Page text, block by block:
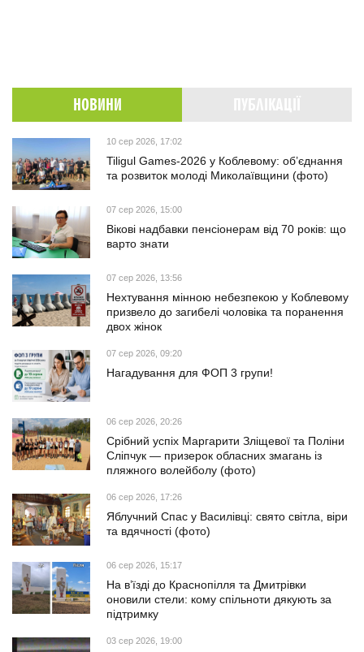
НОВИНИ
10 сер 2026, 17:02
Tiligul Games-2026 у Коблевому: об’єднання
та розвиток молоді Миколаївщини (фото)
07 сер 2026, 15:00
Вікові надбавки пенсіонерам від 70 років: що
варто знати
07 сер 2026, 13:56
Нехтування мінною небезпекою у Коблевому
призвело до загибелі чоловіка та поранення
двох жінок
07 сер 2026, 09:20
Нагадування для ФОП 3 групи!
06 сер 2026, 20:26
Срібний успіх Маргарити Зліщевої та Поліни
Сліпчук — призерок обласних змагань із
пляжного волейболу (фото)
06 сер 2026, 17:26
Яблучний Спас у Василівці: свято світла, віри
та вдячності (фото)
06 сер 2026, 15:17
На в’їзді до Краснопілля та Дмитрівки
оновили стели: кому спільноти дякують за
підтримку
03 сер 2026, 19:00